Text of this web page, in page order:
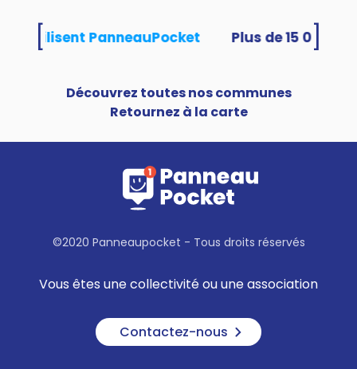
utilisent PanneauPocket
Découvrez toutes nos communes
Retournez à la carte
©2020 Panneaupocket - Tous droits réservés
Vous êtes une collectivité ou une association
Contactez-nous